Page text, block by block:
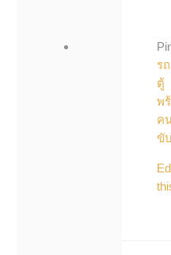
รถ
ตู้
พ
ค
ขั